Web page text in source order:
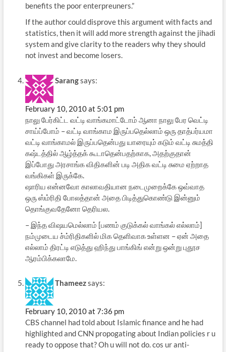
benefits the poor enterpreuners.”
If the author could disprove this argument with facts and
statistics, then it will add more strength against the jihadi
system and give clarity to the readers why they should
not invest and become losers.
Sarangsays:
February 10, 2010 at 5:01 pm
நாலு பேர்கிட்ட வட்டி வாங்கமாட்டோம் ஆனா நாலு பேர வெட்டி
சாய்ப்போம் – வட்டி வாங்காம இருப்பதெல்லாம் ஒரு தாத்பர்யமா
வட்டி வாங்காமல் இருப்பதென்பது யாரையும் கடும் வட்டி சுமத்தி
கஷ்டத்தில் ஆழ்த்தக் கூடாதென்பதற்காக, அதற்குதான்
இப்போது அரசாங்க விதிகளின் படி அதிக வட்டி சுமை ஏற்றாத
வங்கிகள் இருக்கே.
ஷாரிய என்னவோ காலாவதியான நடைமுறைக்கே ஒவ்வாத
ஒரு ஸ்ம்ரிதி போலத்தான் அதை பிடித்துகொண்டு இன்னும்
தொங்குவதேனோ தெரியல.
– இந்த விஷயமெல்லாம் [பணம் குடுக்கல் வாங்கல் எல்லாம்]
நம்முடைய ச்ம்ரிதிகளில் மிக தெளிவாக உள்ளன – ஏன் அதை
எல்லாம் திரட்டி எடுத்து ஹிந்து பாங்கிங் என்று ஒன்று புதூச
ஆரம்பிக்கலாமே.
Thameezsays:
February 10, 2010 at 7:36 pm
CBS channel had told about Islamic finance and he had
highlighted and CNN propogating about Indian policies r u
ready to oppose that? Oh u will not do. cos ur anti-